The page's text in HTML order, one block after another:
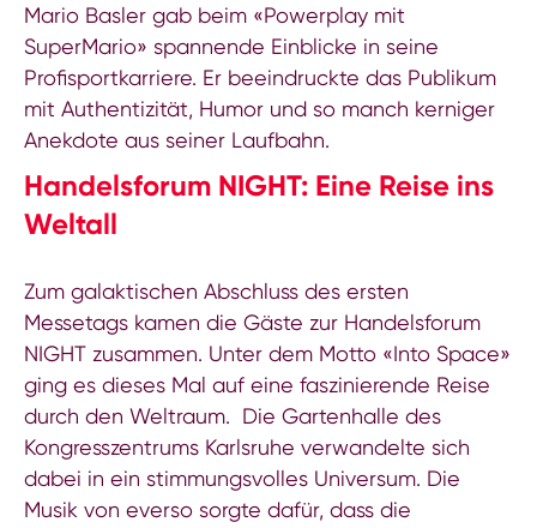
Mario Basler gab beim «Powerplay mit
SuperMario» spannende Einblicke in seine
Profisportkarriere. Er beeindruckte das Publikum
mit Authentizität, Humor und so manch kerniger
Anekdote aus seiner Laufbahn.
Handelsforum NIGHT: Eine Reise ins
Weltall
Zum galaktischen Abschluss des ersten
Messetags kamen die Gäste zur Handelsforum
NIGHT zusammen. Unter dem Motto «Into Space»
ging es dieses Mal auf eine faszinierende Reise
durch den Weltraum. Die Gartenhalle des
Kongresszentrums Karlsruhe verwandelte sich
dabei in ein stimmungsvolles Universum. Die
Musik von everso sorgte dafür, dass die